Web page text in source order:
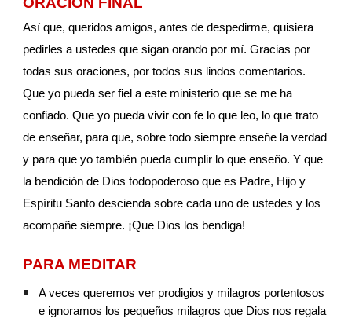
Así que, queridos amigos, antes de despedirme, quisiera
pedirles a ustedes que sigan orando por mí. Gracias por
todas sus oraciones, por todos sus lindos comentarios.
Que yo pueda ser fiel a este ministerio que se me ha
confiado. Que yo pueda vivir con fe lo que leo, lo que trato
de enseñar, para que, sobre todo siempre enseñe la verdad
y para que yo también pueda cumplir lo que enseño. Y que
la bendición de Dios todopoderoso que es Padre, Hijo y
Espíritu Santo descienda sobre cada uno de ustedes y los
acompañe siempre. ¡Que Dios los bendiga!
PARA MEDITAR
A veces queremos ver prodigios y milagros portentosos
e ignoramos los pequeños milagros que Dios nos regala